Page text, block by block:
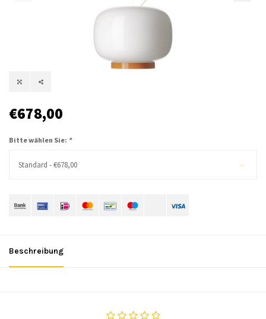
€678,00
Bitte wählen Sie: *
Standard - €678,00
Beschreibung